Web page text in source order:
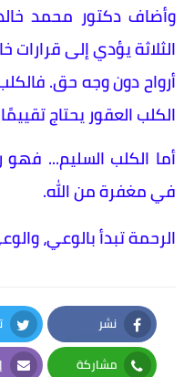
وأضاف دكتور محمد
الثلاثة يؤدي إلى
أرواح دون وجه حق.
الكلب العقور يحتاج
أما الكلب السليم...
في مغفرة من الله.
الرحمة تبدأ بالوعي،
نشر
Facebook
مشاركة